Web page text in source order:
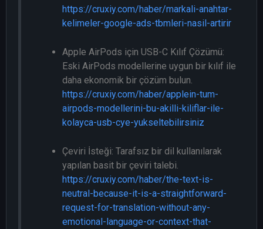
https://cruxiy.com/haber/markali-anahtar-
kelimeler-google-ads-tbmleri-nasil-artirir
Apple AirPods için USB-C Kılıf Çözümü:
Eski AirPods modellerine uygun bir kılıf ile
daha ekonomik bir çözüm bulun.
https://cruxiy.com/haber/applein-tum-
airpods-modellerini-bu-akilli-kiliflar-ile-
kolayca-usb-cye-yukseltebilirsiniz
Çeviri İsteği: Tarafsız bir dil kullanılarak
yapılan basit bir çeviri talebi.
https://cruxiy.com/haber/the-text-is-
neutral-because-it-is-a-straightforward-
request-for-translation-without-any-
emotional-language-or-context-that-